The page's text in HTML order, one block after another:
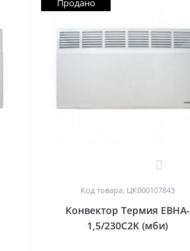
Продано
0
Код товара: ЦК000107843
Конвектор Термия EBHA-
1,5/230C2K (мби)